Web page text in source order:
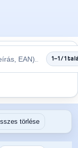
1–1 / 1
törlése